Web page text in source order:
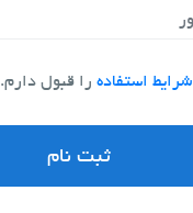
شرایط استفاده را قبول دارم.
ثبت نام